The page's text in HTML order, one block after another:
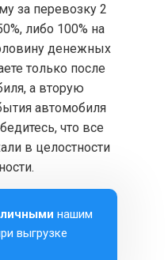
за перевозку 2
либо 100% на
денежных
только после
а вторую
автомобиля
что все
в целостности
нашим
выгрузке